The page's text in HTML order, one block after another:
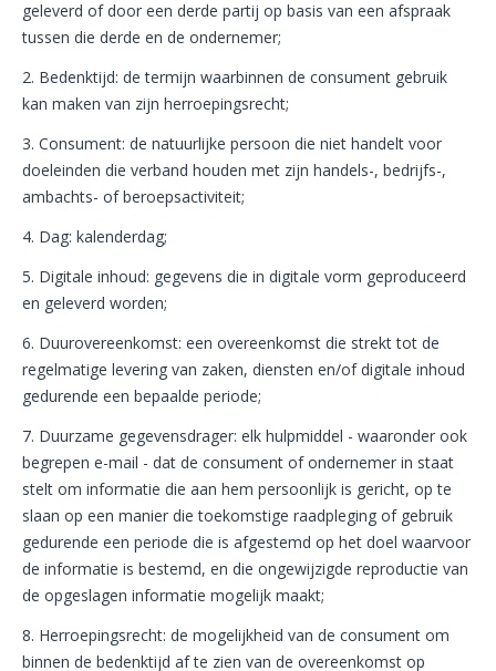
geleverd of door een derde partij op basis van een afspraak
tussen die derde en de ondernemer;
2. Bedenktijd: de termijn waarbinnen de consument gebruik
kan maken van zijn herroepingsrecht;
3. Consument: de natuurlijke persoon die niet handelt voor
doeleinden die verband houden met zijn handels-, bedrijfs-,
ambachts- of beroepsactiviteit;
4. Dag: kalenderdag;
5. Digitale inhoud: gegevens die in digitale vorm geproduceerd
en geleverd worden;
6. Duurovereenkomst: een overeenkomst die strekt tot de
regelmatige levering van zaken, diensten en/of digitale inhoud
gedurende een bepaalde periode;
7. Duurzame gegevensdrager: elk hulpmiddel - waaronder ook
begrepen e-mail - dat de consument of ondernemer in staat
stelt om informatie die aan hem persoonlijk is gericht, op te
slaan op een manier die toekomstige raadpleging of gebruik
gedurende een periode die is afgestemd op het doel waarvoor
de informatie is bestemd, en die ongewijzigde reproductie van
de opgeslagen informatie mogelijk maakt;
8. Herroepingsrecht: de mogelijkheid van de consument om
binnen de bedenktijd af te zien van de overeenkomst op